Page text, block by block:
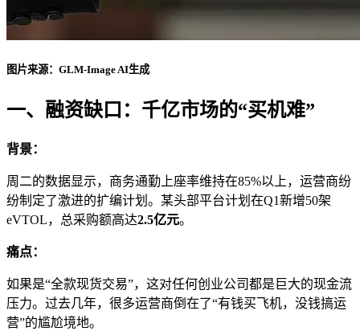
图片来源：GLM-Image AI生成
一、融资缺口：千亿市场的“买机难”
背景：
周二的数据显示，商务通勤上座率维持在85%以上，运营商纷
纷制定了激进的扩编计划。某头部平台计划在Q1新增50架
eVTOL，总采购额高达2.5亿元。
痛点：
如果是“全款现货交易”，这对任何创业公司都是巨大的现金流
压力。过去几年，很多运营商倒在了“有钱买飞机，没钱搞运
营”的尴尬境地。